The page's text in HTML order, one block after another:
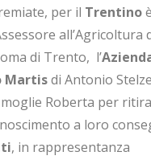
per il Trentino
all’Agricoltura
di Trento, l’
Martisdi Antonio
Roberta per
a loro
, in rappresentanza